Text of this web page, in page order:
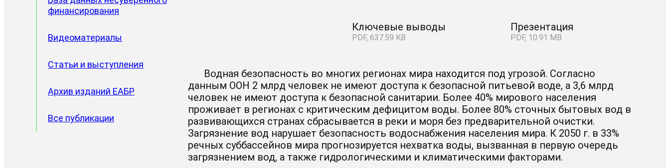
финансирования
Видеоматериалы
Статьи и выступления
Архив изданий ЕАБР
Все публикации
Ключевые выводы
PDF, 637.59 KB
Презентация
PDF, 10.91 MB
Водная безопасность во многих регионах мира находится под угрозой. Согласно
данным ООН 2 млрд человек не имеют доступа к безопасной питьевой воде, а 3,6 млрд
человек не имеют доступа к безопасной санитарии. Более 40% мирового населения
проживает в регионах с критическим дефицитом воды. Более 80% сточных бытовых вод в
развивающихся странах сбрасывается в реки и моря без предварительной очистки.
Загрязнение вод нарушает безопасность водоснабжения населения мира. К 2050 г. в 33%
речных суббассейнов мира прогнозируется нехватка воды, вызванная в первую очередь
загрязнением вод, а также гидрологическими и климатическими факторами.